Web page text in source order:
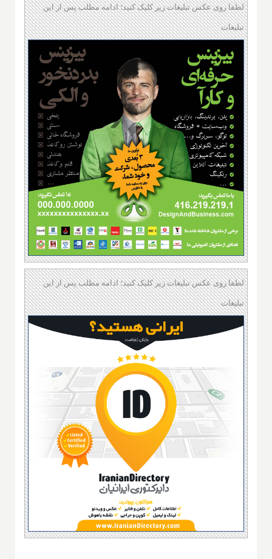
لطفا روی عکس تبلیغات زیر کلیک کنید؛ ادامه مطلب پس از این
تبلیغات
لطفا روی عکس تبلیغات زیر کلیک کنید؛ ادامه مطلب پس از این
تبلیغات